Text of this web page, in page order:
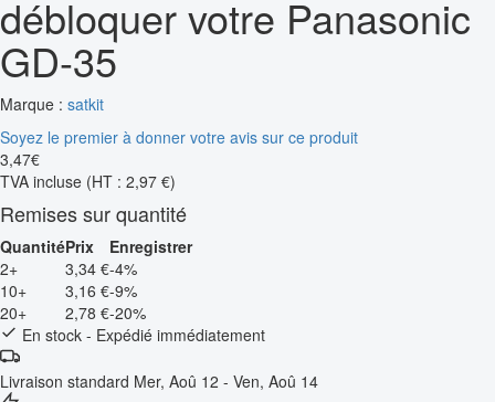
débloquer votre Panasonic
GD-35
Marque : satkit
Soyez le premier à donner votre avis sur ce produit
3,47€
TVA incluse (HT : 2,97 €)
Remises sur quantité
QuantitéPrix
Enregistrer
2+
3,34 €-4%
10+
3,16 €-9%
20+
2,78 €-20%
En stock - Expédié immédiatement
Livraison standard Mer, Aoû 12 - Ven, Aoû 14